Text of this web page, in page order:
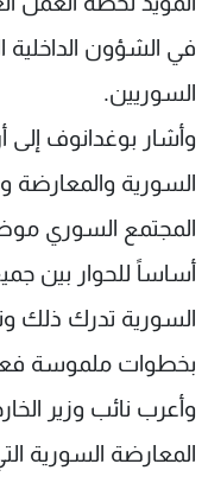
في الشؤون الداخلية
السوريين.
وأشار بوغدانوف إلى
السورية
المجتمع السوري
أساساً للحوار بين
السورية تدرك ذلك
بخطوات ملموسة
وأعرب نائب وزير
المعارضة السورية